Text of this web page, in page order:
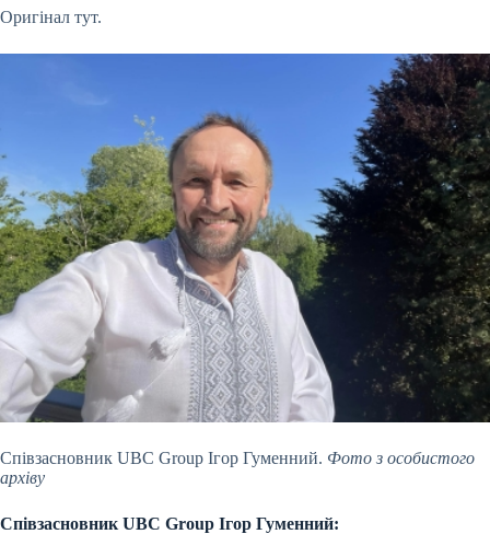
Оригінал тут.
Співзасновник UBC Group Ігор Гуменний. Фото з особистого
архіву
Співзасновник UBC Group Ігор Гуменний: